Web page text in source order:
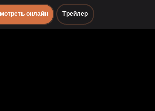
онлайн Трейлер